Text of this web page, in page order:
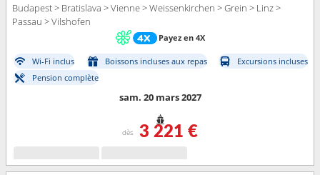
Budapest > Bratislava > Vienne > Weissenkirchen > Grein > Linz >
Passau > Vilshofen
Payez en 4X
Wi-Fi inclus Boissons incluses aux repas
Excursions incluses
Pension complète
sam. 20 mars 2027
dès 3 221 €